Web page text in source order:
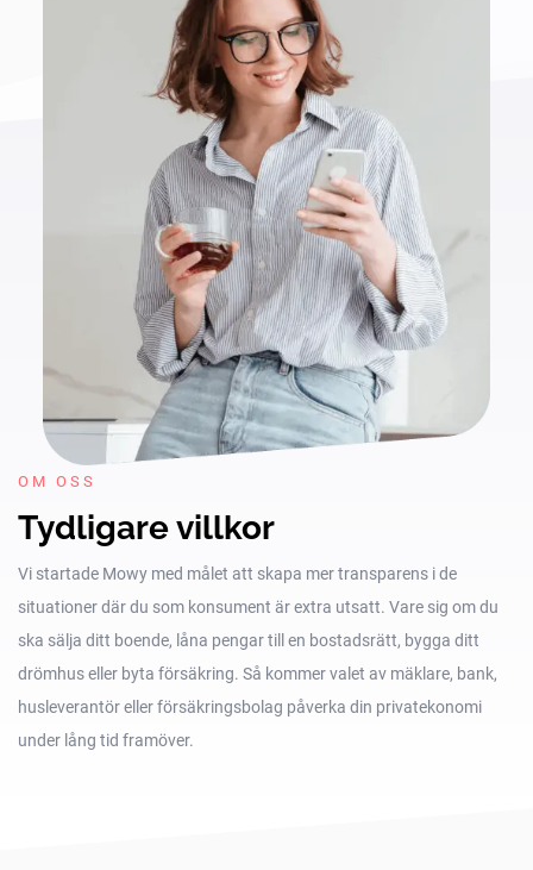
OM OSS
Tydligare villkor
Vi startade Mowy med målet att skapa mer transparens i de
situationer där du som konsument är extra utsatt. Vare sig om du
ska sälja ditt boende, låna pengar till en bostadsrätt, bygga ditt
drömhus eller byta försäkring. Så kommer valet av mäklare, bank,
husleverantör eller försäkringsbolag påverka din privatekonomi
under lång tid framöver.